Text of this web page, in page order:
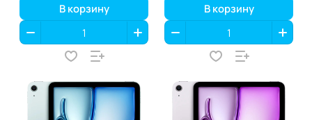
В корзину В корзину